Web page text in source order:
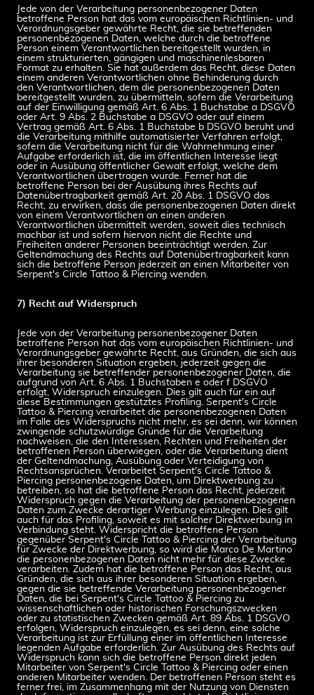
Jede von der Verarbeitung personenbezogener Daten
betroffene Person hat das vom europäischen Richtlinien- und
Verordnungsgeber gewährte Recht, die sie betreffenden
personenbezogenen Daten, welche durch die betroffene
Person einem Verantwortlichen bereitgestellt wurden, in
einem strukturierten, gängigen und maschinenlesbaren
Format zu erhalten. Sie hat außerdem das Recht, diese Daten
einem anderen Verantwortlichen ohne Behinderung durch
den Verantwortlichen, dem die personenbezogenen Daten
bereitgestellt wurden, zu übermitteln, sofern die Verarbeitung
auf der Einwilligung gemäß Art. 6 Abs. 1 Buchstabe a DSGVO
oder Art. 9 Abs. 2 Buchstabe a DSGVO oder auf einem
Vertrag gemäß Art. 6 Abs. 1 Buchstabe b DSGVO beruht und
die Verarbeitung mithilfe automatisierter Verfahren erfolgt,
sofern die Verarbeitung nicht für die Wahrnehmung einer
Aufgabe erforderlich ist, die im öffentlichen Interesse liegt
oder in Ausübung öffentlicher Gewalt erfolgt, welche dem
Verantwortlichen übertragen wurde. Ferner hat die
betroffene Person bei der Ausübung ihres Rechts auf
Datenübertragbarkeit gemäß Art. 20 Abs. 1 DSGVO das
Recht, zu erwirken, dass die personenbezogenen Daten direkt
von einem Verantwortlichen an einen anderen
Verantwortlichen übermittelt werden, soweit dies technisch
machbar ist und sofern hiervon nicht die Rechte und
Freiheiten anderer Personen beeinträchtigt werden. Zur
Geltendmachung des Rechts auf Datenübertragbarkeit kann
sich die betroffene Person jederzeit an einen Mitarbeiter von
Serpent's Circle Tattoo & Piercing wenden.
7) Recht auf Widerspruch
Jede von der Verarbeitung personenbezogener Daten
betroffene Person hat das vom europäischen Richtlinien- und
Verordnungsgeber gewährte Recht, aus Gründen, die sich aus
ihrer besonderen Situation ergeben, jederzeit gegen die
Verarbeitung sie betreffender personenbezogener Daten, die
aufgrund von Art. 6 Abs. 1 Buchstaben e oder f DSGVO
erfolgt, Widerspruch einzulegen. Dies gilt auch für ein auf
diese Bestimmungen gestütztes Profiling. Serpent's Circle
Tattoo & Piercing verarbeitet die personenbezogenen Daten
im Falle des Widerspruchs nicht mehr, es sei denn, wir können
zwingende schutzwürdige Gründe für die Verarbeitung
nachweisen, die den Interessen, Rechten und Freiheiten der
betroffenen Person überwiegen, oder die Verarbeitung dient
der Geltendmachung, Ausübung oder Verteidigung von
Rechtsansprüchen. Verarbeitet Serpent's Circle Tattoo &
Piercing personenbezogene Daten, um Direktwerbung zu
betreiben, so hat die betroffene Person das Recht, jederzeit
Widerspruch gegen die Verarbeitung der personenbezogenen
Daten zum Zwecke derartiger Werbung einzulegen. Dies gilt
auch für das Profiling, soweit es mit solcher Direktwerbung in
Verbindung steht. Widerspricht die betroffene Person
gegenüber Serpent's Circle Tattoo & Piercing der Verarbeitung
für Zwecke der Direktwerbung, so wird die Marco De Martino
die personenbezogenen Daten nicht mehr für diese Zwecke
verarbeiten. Zudem hat die betroffene Person das Recht, aus
Gründen, die sich aus ihrer besonderen Situation ergeben,
gegen die sie betreffende Verarbeitung personenbezogener
Daten, die bei Serpent's Circle Tattoo & Piercing zu
wissenschaftlichen oder historischen Forschungszwecken
oder zu statistischen Zwecken gemäß Art. 89 Abs. 1 DSGVO
erfolgen, Widerspruch einzulegen, es sei denn, eine solche
Verarbeitung ist zur Erfüllung einer im öffentlichen Interesse
liegenden Aufgabe erforderlich. Zur Ausübung des Rechts auf
Widerspruch kann sich die betroffene Person direkt jeden
Mitarbeiter von Serpent's Circle Tattoo & Piercing oder einen
anderen Mitarbeiter wenden. Der betroffenen Person steht es
ferner frei, im Zusammenhang mit der Nutzung von Diensten